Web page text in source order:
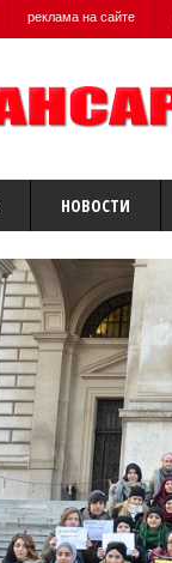
реклама на сайте
НОВОСТИ